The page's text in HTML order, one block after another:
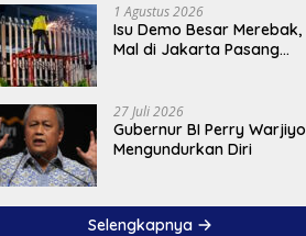
1 Agustus 2026
Isu Demo Besar Merebak,
Mal di Jakarta Pasang
27 Juli 2026
Gubernur BI Perry Warjiyo
Mengundurkan Diri
Selengkapnya